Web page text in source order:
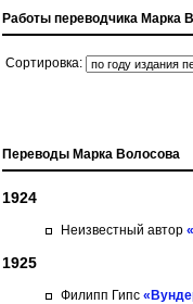
Работы переводчика Марка
Сортировка:
Переводы Марка Волосова
1924
Неизвестный автор
1925
Филипп Гипс